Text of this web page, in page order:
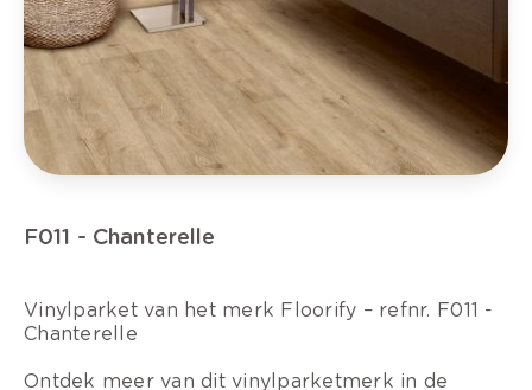
F011 - Chanterelle
Vinylparket van het merk Floorify – refnr. F011 -
Chanterelle
Ontdek meer van dit vinylparketmerk in de